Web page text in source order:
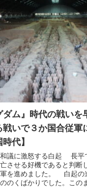
ダム』時代の戦いを
戦いで３か国合従軍
代】
議に激怒する白起 長平
させる好機であると判断
を進めました。 白起の
のくばかりでした。この